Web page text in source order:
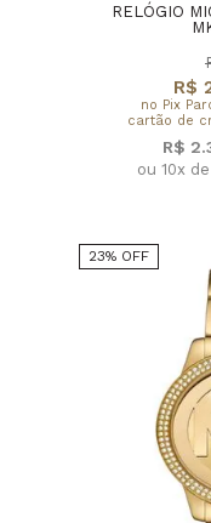
RELÓGIO
R$
no Pix
cartão de
R$
ou 10x
23% OFF